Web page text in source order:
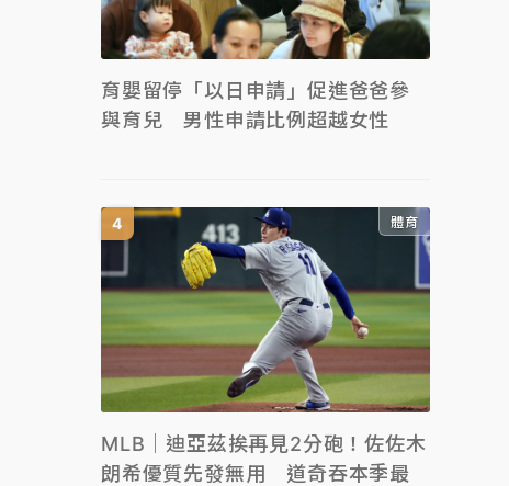
育嬰留停「以日申請」促進爸爸參
與育兒 男性申請比例超越女性
體育
MLB｜迪亞茲挨再見2分砲！佐佐木
朗希優質先發無用 道奇吞本季最